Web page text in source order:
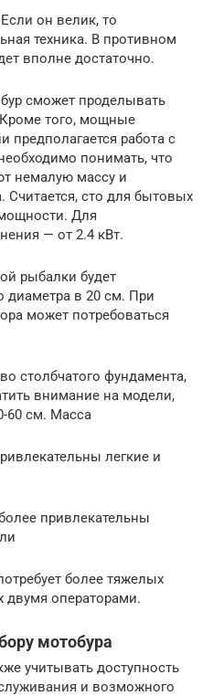
он велик, то
техника. В противном
вполне достаточно.
сможет проделывать
того, мощные
предполагается работа с
понимать, что
немалую массу и
Считается, сто для бытовых
Для
— от 2.4 кВт.
рыбалки будет
диаметра в 20 см. При
может потребоваться
столбчатого фундамента,
внимание на модели,
60 см. Масса
легкие и
привлекательны
более тяжелых
двумя операторами.
мотобура
учитывать доступность
и возможного